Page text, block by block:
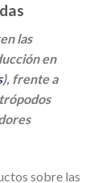
las
en
), frente a
sobre las